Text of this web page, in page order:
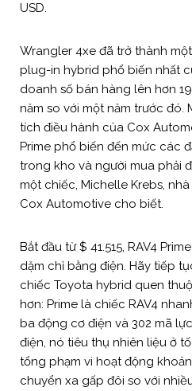
USD.
Wrangler 4xe đã trở thành
plug-in hybrid phổ biến nhất
doanh số bán hàng lên hơn
năm so với một năm trước đó.
tích điều hành của Cox
Prime phổ biến đến mức các
trong kho và người mua phải
một chiếc, Michelle Krebs,
Cox Automotive cho biết.
Bắt đầu từ $ 41.515, RAV4
dặm chỉ bằng điện. Hãy tiếp
chiếc Toyota hybrid quen
hơn: Prime là chiếc RAV4
ba động cơ điện và 302 mã
điện, nó tiêu thụ nhiên liệu ở
tổng phạm vi hoạt động
chuyển xa gấp đôi so với